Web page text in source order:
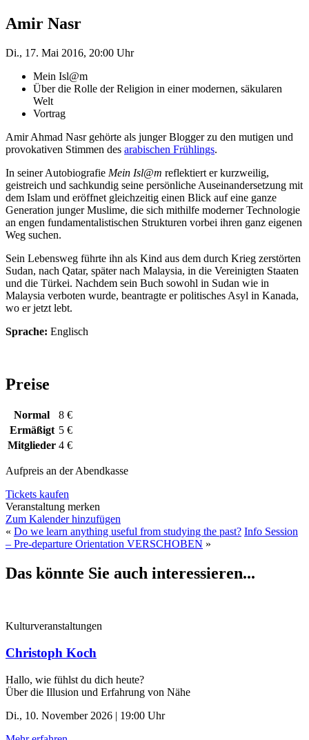
Amir Nasr
Di., 17. Mai 2016, 20:00 Uhr
Mein Isl@m
Über die Rolle der Religion in einer modernen, säkularen
Welt
Vortrag
Amir Ahmad Nasr gehörte als junger Blogger zu den mutigen und
provokativen Stimmen des arabischen Frühlings.
In seiner Autobiografie Mein Isl@m reflektiert er kurzweilig,
geistreich und sachkundig seine persönliche Auseinandersetzung mit
dem Islam und eröffnet gleichzeitig einen Blick auf eine ganze
Generation junger Muslime, die sich mithilfe moderner Technologie
an engen fundamentalistischen Strukturen vorbei ihren ganz eigenen
Weg suchen.
Sein Lebensweg führte ihn als Kind aus dem durch Krieg zerstörten
Sudan, nach Qatar, später nach Malaysia, in die Vereinigten Staaten
und die Türkei. Nachdem sein Buch sowohl in Sudan wie in
Malaysia verboten wurde, beantragte er politisches Asyl in Kanada,
wo er jetzt lebt.
Sprache: Englisch
Preise
Normal
8 €
Ermäßigt 5 €
Mitglieder 4 €
Aufpreis an der Abendkasse
Tickets kaufen
Veranstaltung merken
Zum Kalender hinzufügen
« Do we learn anything useful from studying the past? Info Session
– Pre-departure Orientation VERSCHOBEN »
Das könnte Sie auch interessieren...
Kulturveranstaltungen
Christoph Koch
Hallo, wie fühlst du dich heute?
Über die Illusion und Erfahrung von Nähe
Di., 10. November 2026 | 19:00 Uhr